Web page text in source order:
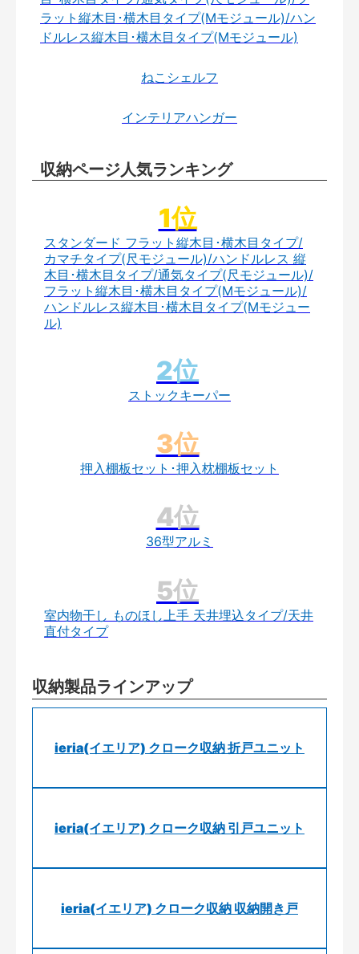
ラット縦木目･横木目タイプ(Mモジュール)/ハン
ドルレス縦木目･横木目タイプ(Mモジュール)
ねこシェルフ
インテリアハンガー
収納ページ人気ランキング
スタンダード フラット縦木目･横木目タイプ/
カマチタイプ(尺モジュール)/ハンドルレス 縦
木目･横木目タイプ/通気タイプ(尺モジュール)/
フラット縦木目･横木目タイプ(Mモジュール)/
ハンドルレス縦木目･横木目タイプ(Mモジュー
ル)
ストックキーパー
押入棚板セット･押入枕棚板セット
36型アルミ
室内物干し ものほし上手 天井埋込タイプ/天井
直付タイプ
収納製品ラインアップ
ieria(イエリア) クローク収納 折戸ユニット
ieria(イエリア) クローク収納 引戸ユニット
ieria(イエリア) クローク収納 収納開き戸